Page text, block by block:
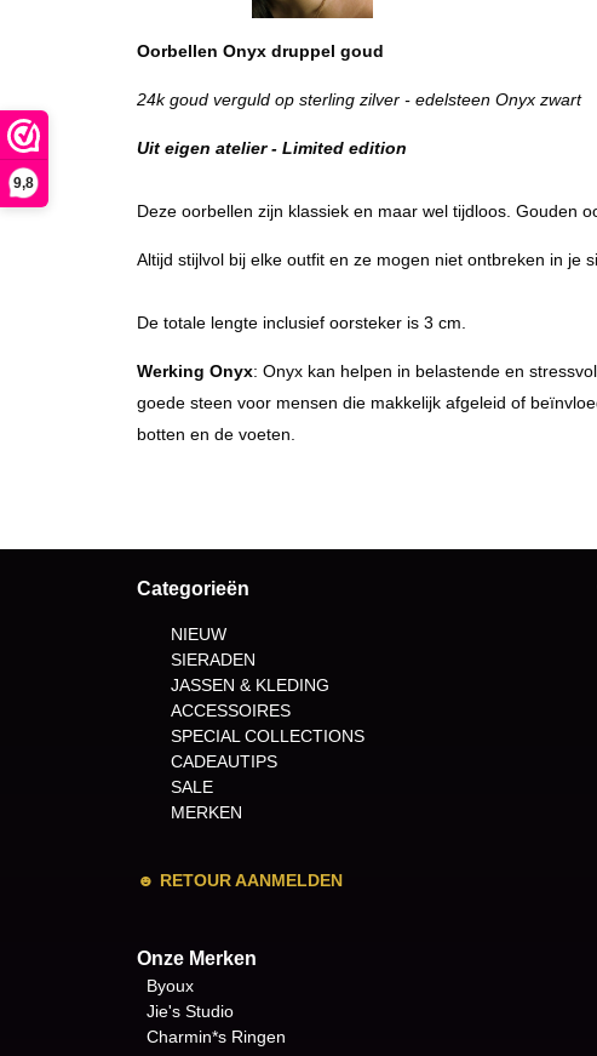
9,8
Oorbellen Onyx druppel goud
24k goud verguld op sterling zilver - edelsteen Onyx zwart
Uit eigen atelier - Limited edition
Deze oorbellen zijn klassiek en maar wel tijdloos. Gouden
Altijd stijlvol bij elke outfit en ze mogen niet ontbreken in je
De totale lengte inclusief oorsteker is 3 cm.
Werking Onyx: Onyx kan helpen in belastende en
goede steen voor mensen die makkelijk afgeleid of
botten en de voeten.
Categorieën
NIEUW
SIERADEN
JASSEN & KLEDING
ACCESSOIRES
SPECIAL COLLECTIONS
CADEAUTIPS
SALE
MERKEN
☻ RETOUR AANMELDEN
Onze Merken
Byoux
Jie's Studio
Charmin*s Ringen